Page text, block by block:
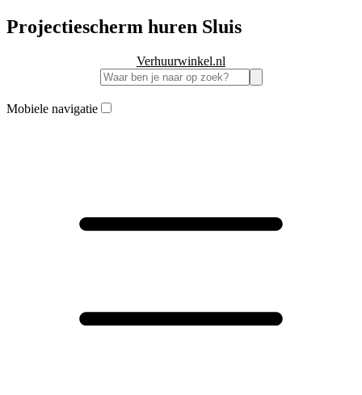
Projectiescherm huren Sluis
Verhuurwinkel.nl
Mobiele navigatie